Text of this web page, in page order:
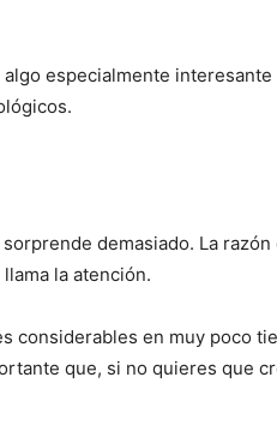
especialmente
demasiado. La
la atención.
considerables en muy poco
que, si no quieres que